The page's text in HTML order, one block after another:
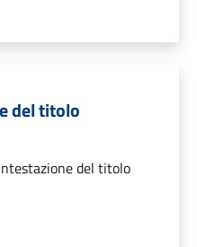
del titolo
del titolo